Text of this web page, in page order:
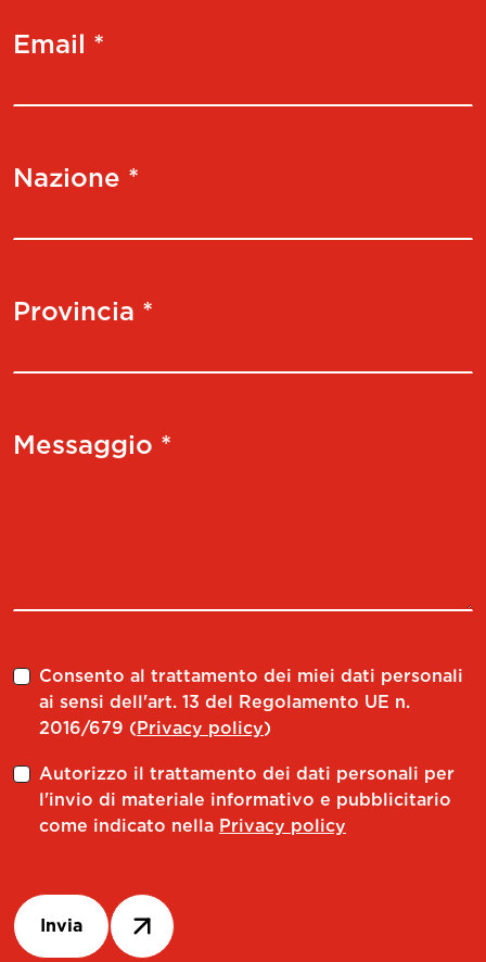
Email *
Nazione *
Provincia *
Messaggio *
Consento al trattamento dei miei dati personali
ai sensi dell'art. 13 del Regolamento UE n.
2016/679 (Privacy policy)
Autorizzo il trattamento dei dati personali per
l'invio di materiale informativo e pubblicitario
come indicato nella Privacy policy
Invia